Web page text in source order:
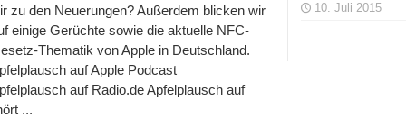
zu den Neuerungen? Außerdem blicken wir
einige Gerüchte sowie die aktuelle NFC-
Thematik von Apple in Deutschland.
auf Apple Podcast
auf Radio.de Apfelplausch auf
...
10. Juli 2015